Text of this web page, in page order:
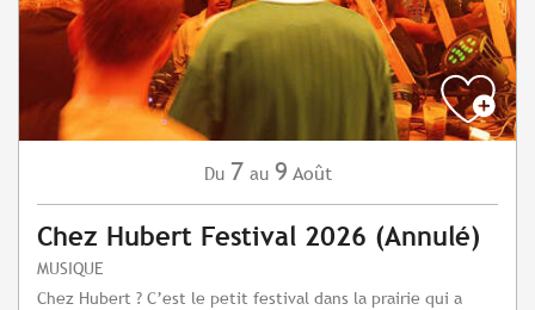
Du 7 au 9 Août
Chez Hubert Festival 2026 (Annulé)
MUSIQUE
Chez Hubert ? C’est le petit festival dans la prairie qui a